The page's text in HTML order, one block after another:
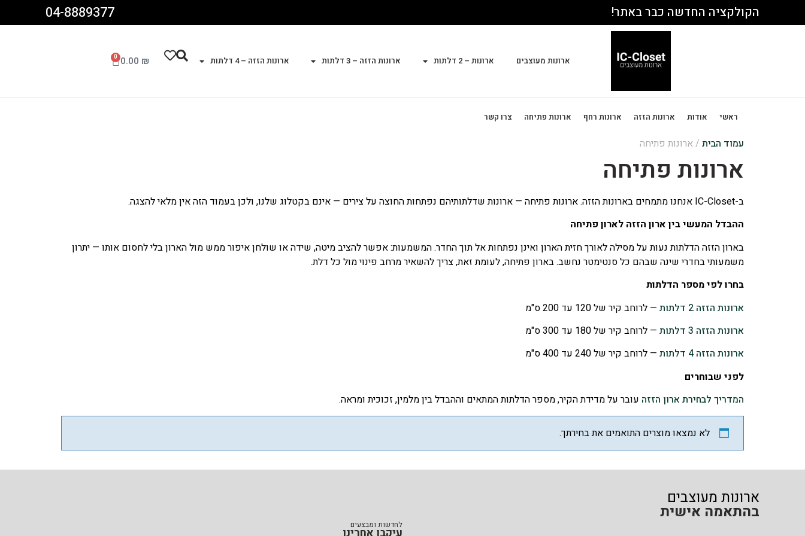
הקולקציה החדשה כבר באתר! 04-8889377
ארונות מעוצבים ארונות – 2 דלתות ארונות הזזה – 3 דלתות ארונות הזזה – 4 דלתות 0.00 ₪
0
ראשי אודות ארונות הזזה ארונות רחף ארונות פתיחה צרו קשר
עמוד הבית / ארונות פתיחה
ארונות פתיחה
ב-IC-Closet אנחנו מתמחים בארונות הזזה. ארונות פתיחה — ארונות שדלתותיהם נפתחות החוצה על צירים — אינם בקטלוג שלנו, ולכן בעמוד הזה אין מלאי להצגה.
ההבדל המעשי בין ארון הזזה לארון פתיחה
בארון הזזה הדלתות נעות על מסילה לאורך חזית הארון ואינן נפתחות אל תוך החדר. המשמעות: אפשר להציב מיטה, שידה או שולחן איפור ממש מול הארון בלי לחסום אותו — יתרון
משמעותי בחדרי שינה שבהם כל סנטימטר נחשב. בארון פתיחה, לעומת זאת, צריך להשאיר מרחב פינוי מול כל דלת.
בחרו לפי מספר הדלתות
ארונות הזזה 2 דלתות
— לרוחב קיר של 120 עד 200 ס"מ
ארונות הזזה 3 דלתות
— לרוחב קיר של 180 עד 300 ס"מ
ארונות הזזה 4 דלתות
— לרוחב קיר של 240 עד 400 ס"מ
לפני שבוחרים
המדריך לבחירת ארון הזזה עובר על מדידת הקיר, מספר הדלתות המתאים וההבדל בין מלמין, זכוכית ומראה.
לא נמצאו מוצרים התואמים את בחירתך.
ארונות מעוצבים
בהתאמה אישית
לחדשות ומבצעים